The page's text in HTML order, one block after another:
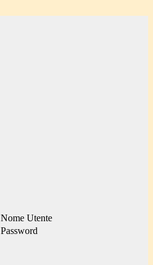
Nome Utente
Password